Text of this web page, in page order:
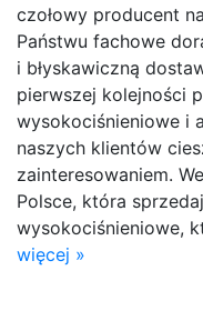
czołowy producent
Państwu fachowe
i błyskawiczną
pierwszej kolejności
wysokociśnieniowe i
naszych klientów
zainteresowaniem.
Polsce, która
wysokociśnieniowe,
więcej »